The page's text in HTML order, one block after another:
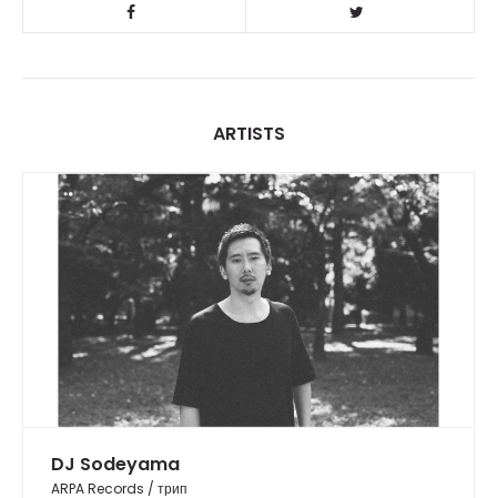
ARTISTS
DJ Sodeyama
ARPA Records / трип